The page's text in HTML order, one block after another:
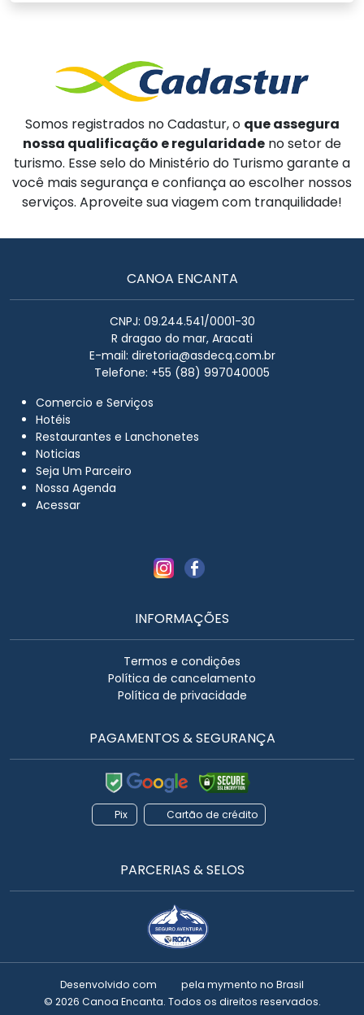
Somos registrados no Cadastur, o que assegura
nossa qualificação e regularidade no setor de
turismo. Esse selo do Ministério do Turismo garante a
você mais segurança e confiança ao escolher nossos
serviços. Aproveite sua viagem com tranquilidade!
CANOA ENCANTA
CNPJ: 09.244.541/0001-30
R dragao do mar, Aracati
E-mail: diretoria@asdecq.com.br
Telefone: +55 (88) 997040005
Comercio e Serviços
Hotéis
Restaurantes e Lanchonetes
Noticias
Seja Um Parceiro
Nossa Agenda
Acessar
INFORMAÇÕES
Termos e condições
Política de cancelamento
Política de privacidade
PAGAMENTOS & SEGURANÇA
Pix Cartão de crédito
PARCERIAS & SELOS
Desenvolvido com pela mymento no Brasil
© 2026 Canoa Encanta. Todos os direitos reservados.